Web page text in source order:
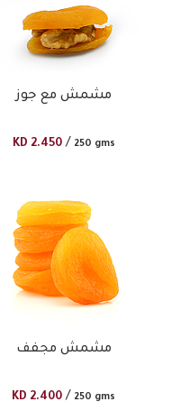
مشمش مع جوز
KD 2.450 / 250 gms
مشمش مجفف
KD 2.400 / 250 gms